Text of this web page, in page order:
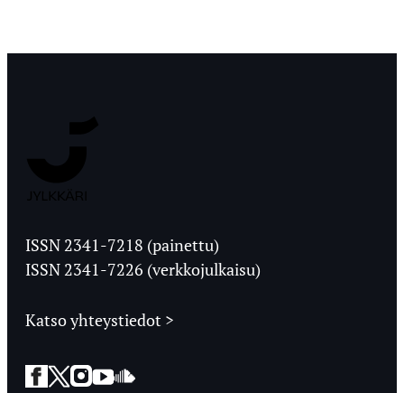
Ylioppilaslehti
ISSN 2341-7218 (painettu)
ISSN 2341-7226 (verkkojulkaisu)
Katso yhteystiedot >
Facebook
Twitter
Instagram
YouTube
SoundCloud